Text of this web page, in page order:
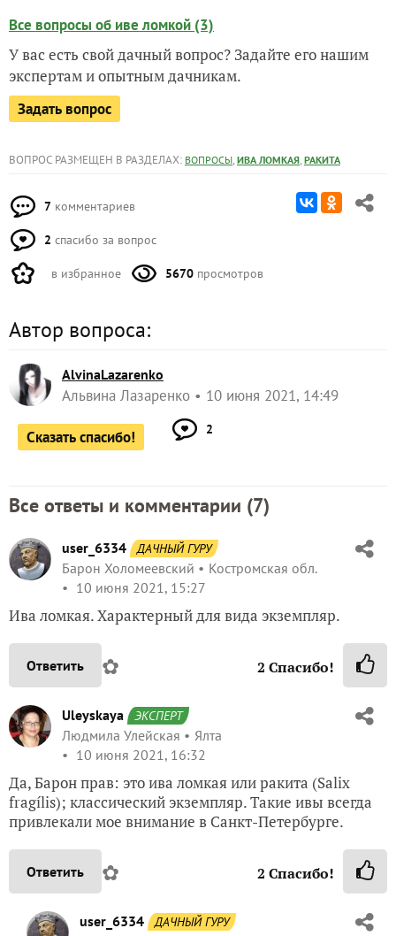
Все вопросы об иве ломкой (3)
У вас есть свой дачный вопрос? Задайте его нашим
экспертам и опытным дачникам.
Задать вопрос
ВОПРОС РАЗМЕЩЕН В РАЗДЕЛАХ: ВОПРОСЫ, ИВА ЛОМКАЯ, РАКИТА
7 комментариев
2 спасибо за вопрос
в избранное 5670 просмотров
Автор вопроса:
AlvinaLazarenko
Альвина Лазаренко 10 июня 2021, 14:49
Сказать спасибо! 2
Все ответы и комментарии (7)
user_6334 ДАЧНЫЙ ГУРУ
Барон Холомеевский
Костромская обл.
10 июня 2021, 15:27
Ива ломкая. Характерный для вида экземпляр.
Ответить ✿ 2 Спасибо!
Uleyskaya ЭКСПЕРТ
Людмила Улейская
Ялта
10 июня 2021, 16:32
Да, Барон прав: это ива ломкая или ракита (Salix
fragílis); классический экземпляр. Такие ивы всегда
привлекали мое внимание в Санкт-Петербурге.
Ответить ✿ 2 Спасибо!
user_6334 ДАЧНЫЙ ГУРУ